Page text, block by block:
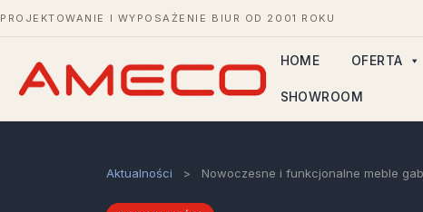
PROJEKTOWANIE I WYPOSAŻENIE BIUR OD 2001 ROKU
HOME OFERTA
SHOWROOM
Aktualności > Nowoczesne i funkcjonalne meble